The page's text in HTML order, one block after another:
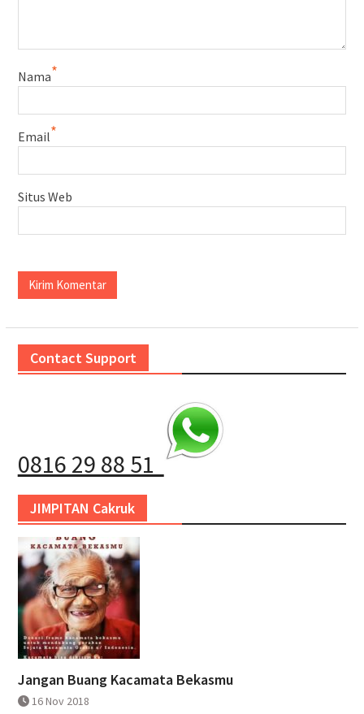
Nama*
Email*
Situs Web
Contact Support
0816 29 88 51
JIMPITAN Cakruk
Jangan Buang Kacamata Bekasmu
16 Nov 2018